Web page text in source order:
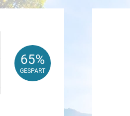
65%
GESPART
65%
GESPART